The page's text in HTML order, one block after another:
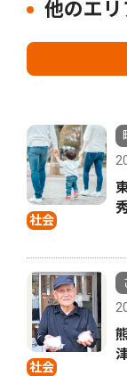
他のエリ
社会
社会